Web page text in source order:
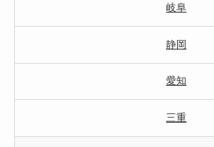
岐阜
静岡
愛知
三重